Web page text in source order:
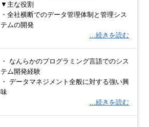
▼主な役割
・全社横断でのデータ管理体制と管理シス
テムの開発
…続きを読む
・ なんらかのプログラミング言語でのシス
テム開発経験
・ データマネジメント全般に対する強い興
味
…続きを読む